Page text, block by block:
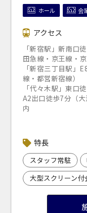
ホール 会
アクセス
「新宿駅」新南口
田急線・京王線・京
「新宿三丁目駅」
線・都営新宿線）
「代々木駅」東口
A2出口徒歩7分（
内
「s-park
サイト
特長
スタッフ常駐
大型スクリーン付
こちらの会議室の空
以下からお問合せく
お電話でのお問合せ
03-3346-1396
スクール
口の字型
面積